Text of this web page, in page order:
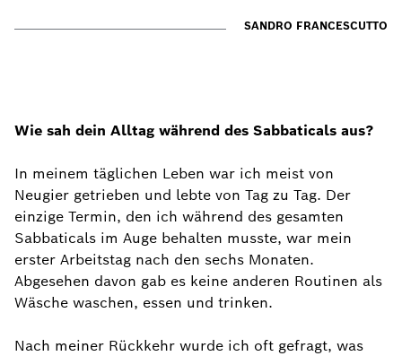
SANDRO FRANCESCUTTO
Wie sah dein Alltag während des Sabbaticals aus?
In meinem täglichen Leben war ich meist von
Neugier getrieben und lebte von Tag zu Tag. Der
einzige Termin, den ich während des gesamten
Sabbaticals im Auge behalten musste, war mein
erster Arbeitstag nach den sechs Monaten.
Abgesehen davon gab es keine anderen Routinen als
Wäsche waschen, essen und trinken.
Nach meiner Rückkehr wurde ich oft gefragt, was